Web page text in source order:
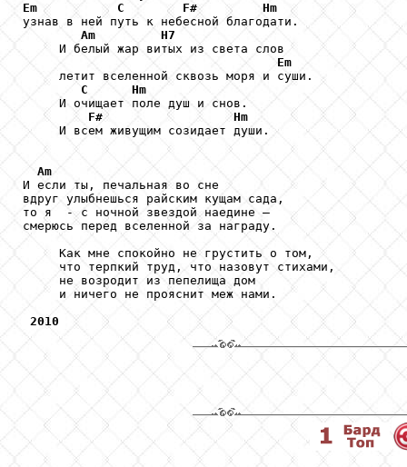
Em
C F#
Hm
узнав в ней путь к небесной благодати.
Am
H7
     И белый жар витых из света слов
Em
     летит вселенной сквозь моря и суши.
C
Hm
     И очищает поле душ и снов.
F#
Hm
     И всем живущим созидает души.
Am
И если ты, печальная во сне
вдруг улыбнешься райским кущам сада,
то я  - с ночной звездой наедине –
смерюсь перед вселенной за награду.
     Как мне спокойно не грустить о том,
     что терпкий труд, что назовут стихами,
     не возродит из пепелища дом
     и ничего не прояснит меж нами.
2010